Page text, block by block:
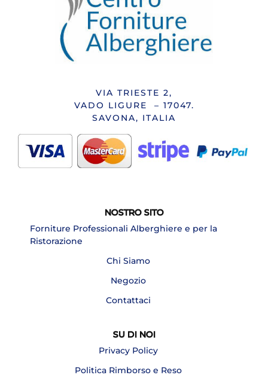
VIA TRIESTE 2,
VADO LIGURE – 17047.
SAVONA, ITALIA
NOSTRO SITO
Forniture Professionali Alberghiere e per la
Ristorazione
Chi Siamo
Negozio
Contattaci
SU DI NOI
Privacy Policy
Politica Rimborso e Reso